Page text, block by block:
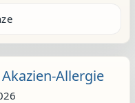
Akazien-Allergie